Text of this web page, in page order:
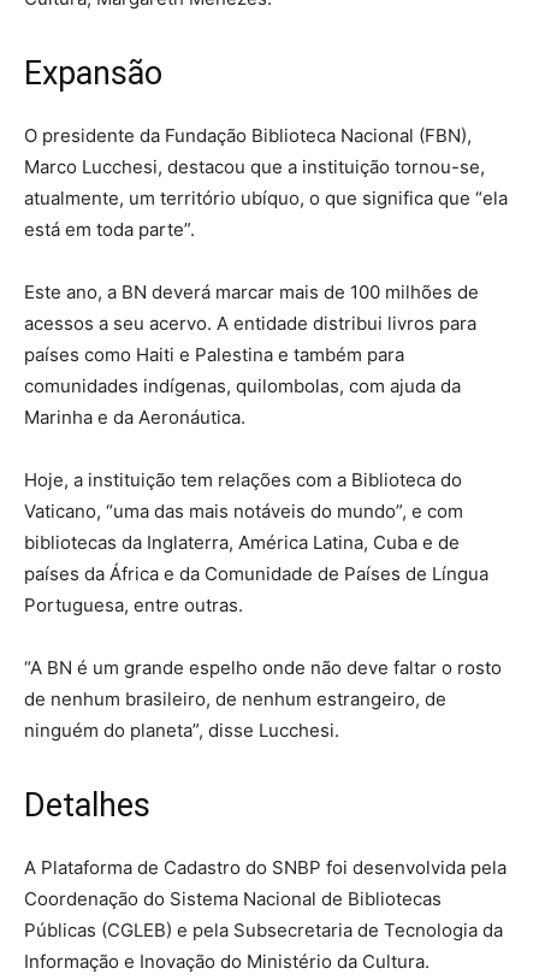
Expansão
O presidente da Fundação Biblioteca Nacional (FBN),
Marco Lucchesi, destacou que a instituição tornou-se,
atualmente, um território ubíquo, o que significa que “ela
está em toda parte”.
Este ano, a BN deverá marcar mais de 100 milhões de
acessos a seu acervo. A entidade distribui livros para
países como Haiti e Palestina e também para
comunidades indígenas, quilombolas, com ajuda da
Marinha e da Aeronáutica.
Hoje, a instituição tem relações com a Biblioteca do
Vaticano, “uma das mais notáveis do mundo”, e com
bibliotecas da Inglaterra, América Latina, Cuba e de
países da África e da Comunidade de Países de Língua
Portuguesa, entre outras.
“A BN é um grande espelho onde não deve faltar o rosto
de nenhum brasileiro, de nenhum estrangeiro, de
ninguém do planeta”, disse Lucchesi.
Detalhes
A Plataforma de Cadastro do SNBP foi desenvolvida pela
Coordenação do Sistema Nacional de Bibliotecas
Públicas (CGLEB) e pela Subsecretaria de Tecnologia da
Informação e Inovação do Ministério da Cultura.